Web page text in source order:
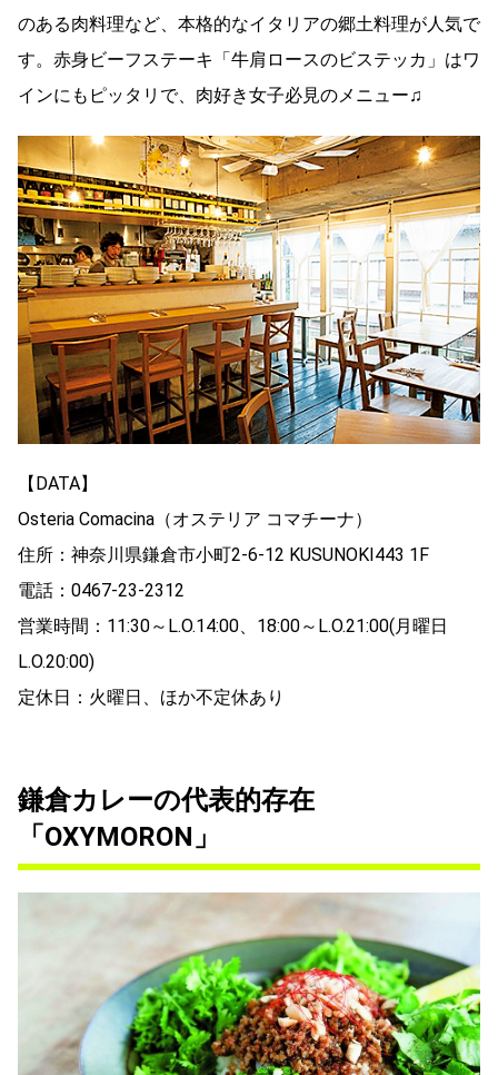
のある肉料理など、本格的なイタリアの郷土料理が人気で
す。赤身ビーフステーキ「牛肩ロースのビステッカ」はワ
インにもピッタリで、肉好き女子必見のメニュー♫
【DATA】
Osteria Comacina（オステリア コマチーナ）
住所：神奈川県鎌倉市小町2-6-12 KUSUNOKI443 1F
電話：0467-23-2312
営業時間：11:30～L.O.14:00、18:00～L.O.21:00(月曜日
L.O.20:00)
定休日：火曜日、ほか不定休あり
鎌倉カレーの代表的存在
「OXYMORON」